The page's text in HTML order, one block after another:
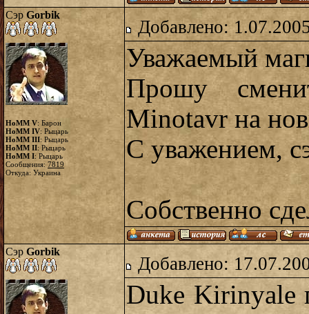
Сэр Gorbik
HoMM V: Барон
HoMM IV: Рыцарь
HoMM III: Рыцарь
HoMM II: Рыцарь
HoMM I: Рыцарь
Сообщения: 7819
Откуда: Украина
Добавлено:
Уважаемый
Прошу
Minotavr на
С уважением,
Собственно
Сэр Gorbik
Добавлено:
Duke Kirinyale